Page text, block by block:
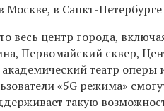
Москве, в Санкт-
весь центр города,
Первомайский сквер,
театр
«5G режима»
такую